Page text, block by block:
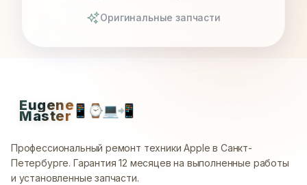
Оригинальные запчасти
Eugene
Master📱 ⌚💻📲
Профессиональный ремонт техники Apple в Санкт-
Петербурге. Гарантия 12 месяцев на выполненные работы
и установленные запчасти.